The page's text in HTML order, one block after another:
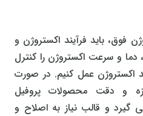
فوق، باید فرآیند اکستروژن و
دما و سرعت اکستروژن را کنترل
اکستروژن عمل کنیم. در صورت
و دقت محصولات پروفیل
گیرد و قالب نیاز به اصلاح و